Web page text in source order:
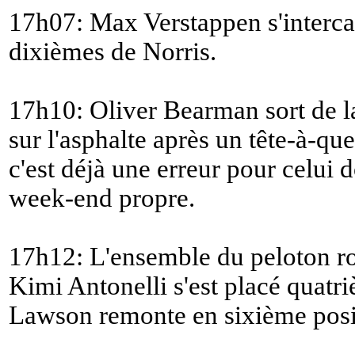
17h07: Max Verstappen
dixièmes de Norris.
17h10: Oliver Bearman sort de
sur l'asphalte après un tête-à-
c'est déjà une erreur pour celui
week-end propre.
17h12: L'ensemble du peloton
Kimi Antonelli s'est placé
Lawson remonte en sixième